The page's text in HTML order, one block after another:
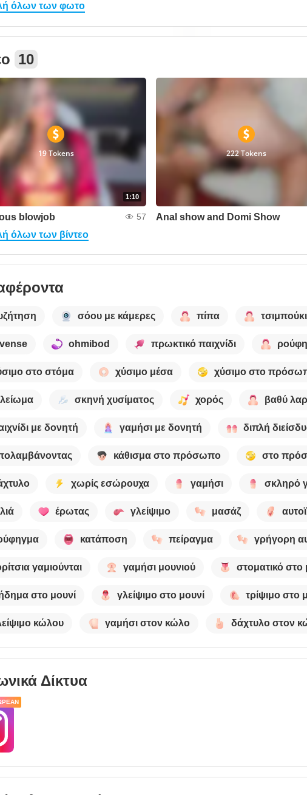
όλων των φωτο
10
1:10
19 Tokens
blowjob 57
222 Tokens
Anal show and Domi Show
όλων των βίντεο
σόου με κάμερες πίπα τσιμπούκι
ohmibod πρωκτικό παιχνίδι
στο στόμα χύσιμο μέσα χύσιμο στο
σκηνή χυσίματος χορός βαθύ
με δονητή γαμήσι με δονητή διπλή
κάθισμα στο πρόσωπο στο
χωρίς εσώρουχα γαμήσι σκληρό
έρωτας γλείψιμο μασάζ
κατάποση πείραγμα γρήγορη
γαμιούνται γαμήσι μουνιού στοματικό στο
στο μουνί γλείψιμο στο μουνί τρίψιμο στο
κώλου γαμήσι στον κώλο δάχτυλο στον
Δίκτυα